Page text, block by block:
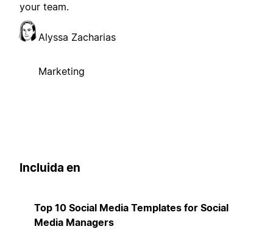
your team.
Alyssa Zacharias
Marketing
Incluida en
Top 10 Social Media Templates for Social
Media Managers